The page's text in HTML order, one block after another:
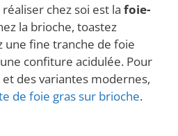
chez soi est la foie-
la brioche, toastez
une fine tranche de foie
confiture acidulée. Pour
des variantes modernes,
de foie gras sur brioche.